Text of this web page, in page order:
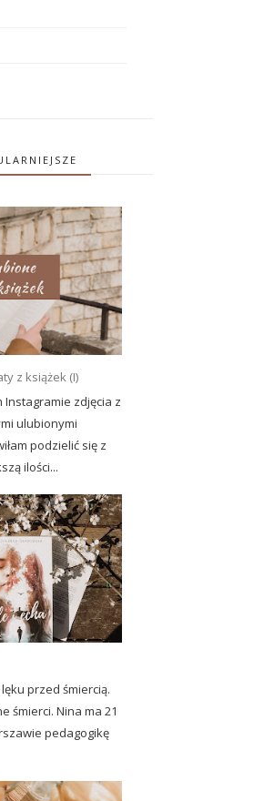
z książek (I)
Instagramie zdjęcia z
ulubionymi
podzielić się z
ilości...
przed śmiercią.
śmierci. Nina ma 21
pedagogikę